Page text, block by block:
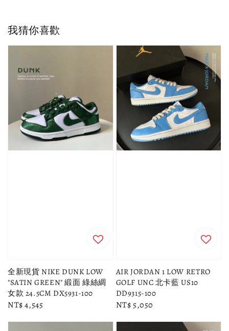
我猜你喜歡
全新現貨 NIKE DUNK LOW
"SATIN GREEN" 緞面 綠絲綢
女款 24.5CM DX5931-100
Regular
NT$ 4,545
AIR JORDAN 1 LOW RETRO
GOLF UNC 北卡藍 US10
DD9315-100
Regular
NT$ 5,050